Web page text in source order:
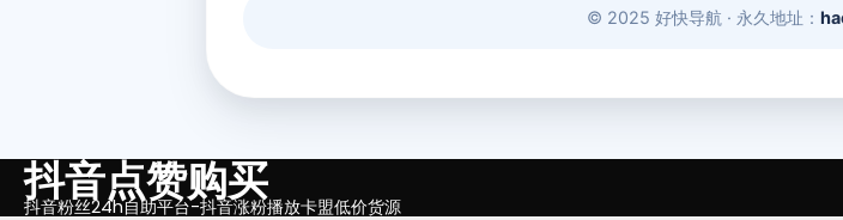
Skip抖音点赞购买
抖音粉丝24h自助平台-抖音涨粉播放卡盟低价货源